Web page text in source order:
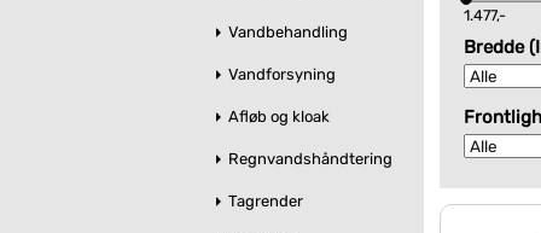
Vandbehandling
Vandforsyning
Afløb og kloak
Regnvandshåndtering
Tagrender
1.477,-
Bredde